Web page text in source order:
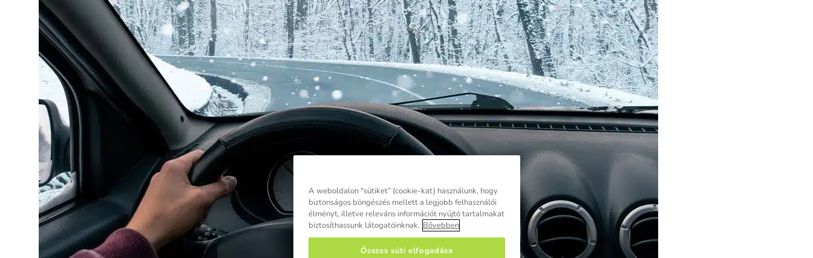
A weboldalon "sütiket” (cookie-kat) használunk, hogy
biztonságos böngészés mellett a legjobb felhasználói
élményt, illetve releváns információt nyújtó tartalmakat
biztosíthassunk látogatóinknak. Bővebben
Összes süti elfogadása